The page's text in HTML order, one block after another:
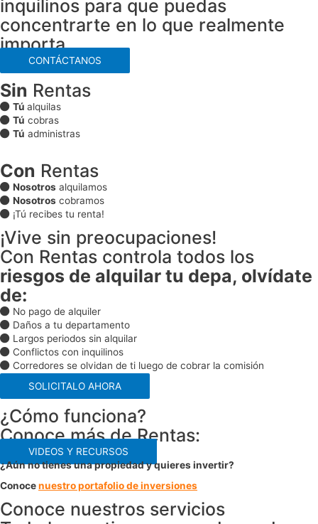
inquilinos para que puedas
concentrarte en lo que realmente
importa
CONTÁCTANOS
Sin Rentas
Tú alquilas
Tú cobras
Tú administras
Con Rentas
Nosotros alquilamos
Nosotros cobramos
¡Tú recibes tu renta!
¡Vive sin preocupaciones!
Con Rentas controla todos los
riesgos de alquilar tu depa, olvídate
de:
No pago de alquiler
Daños a tu departamento
Largos periodos sin alquilar
Conflictos con inquilinos
Corredores se olvidan de ti luego de cobrar la comisión
SOLICITALO AHORA
¿Cómo funciona?
Conoce más de Rentas:
VIDEOS Y RECURSOS
¿Aún no tienes una propiedad y quieres invertir?
Conocenuestro portafolio de inversiones
Conoce nuestros servicios